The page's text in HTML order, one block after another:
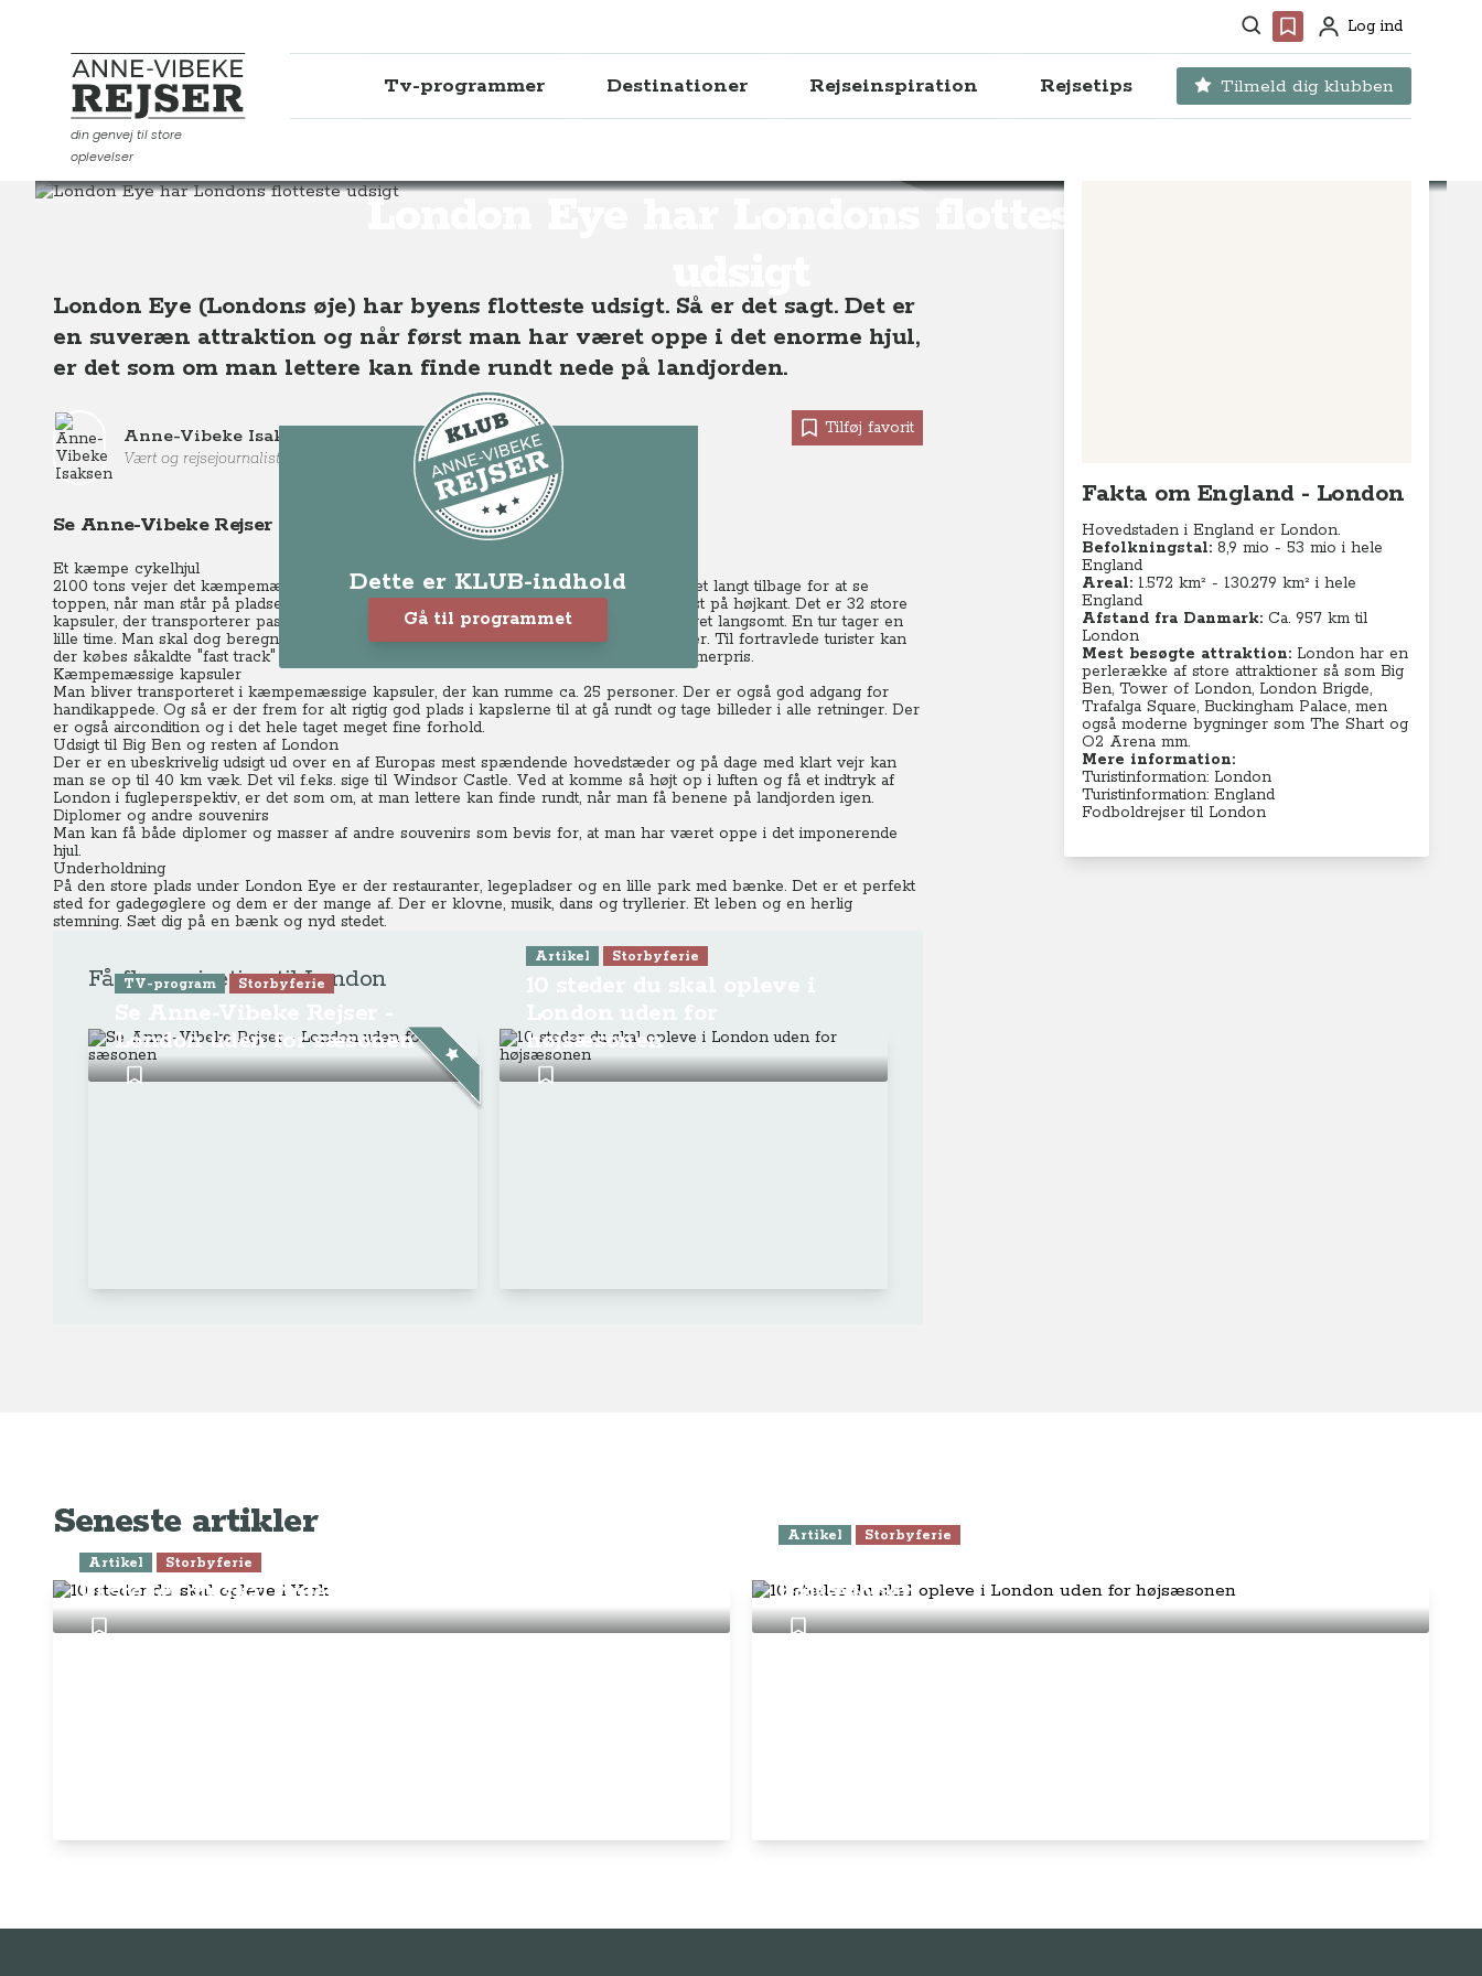
Søg Favoritter
ProfilLog ind
Anne-Vibeke Rejser
din genvej til store
oplevelser
Tv-programmer Destinationer Rejseinspiration Rejsetips Tilmeld dig klubben
London Eye har Londons flotteste
Destinationer
London Eye (Londons øje) har byens flotteste udsigt. Så er det sagt. Det er
en suveræn attraktion og når først man har været oppe i det enorme hjul,
er det som om man lettere kan finde rundt nede på landjorden.
Anne-Vibeke Isaksen
Vært og rejsejournalist
Tilføj favorit
Se Anne-Vibeke Rejser - London uden for sæsonen
Dette er KLUB-indhold
Gå til programmet
Et kæmpe cykelhjul
2100 tons vejer det kæmpemæssige og moderne pariserhjul og man skal lægge hovedet langt tilbage for at se
toppen, når man står på pladsen under det. Det ligner mest af alt et cykelhjul der er rejst på højkant. Det er 32 store
kapsuler, der transporterer passagererne rundt. Hjulet bevæger sig hele tiden, men meget langsomt. En tur tager en
lille time. Man skal dog beregne god tid til at komme op, da der ofte er meget lange køer. Til fortravlede turister kan
der købes såkaldte "fast track" billetter, hvor man springer køen over for en betydelig merpris.
Kæmpemæssige kapsuler
Man bliver transporteret i kæmpemæssige kapsuler, der kan rumme ca. 25 personer. Der er også god adgang for
handikappede. Og så er der frem for alt rigtig god plads i kapslerne til at gå rundt og tage billeder i alle retninger. Der
er også aircondition og i det hele taget meget fine forhold.
Udsigt til Big Ben og resten af London
Der er en ubeskrivelig udsigt ud over en af Europas mest spændende hovedstæder og på dage med klart vejr kan
man se op til 40 km væk. Det vil f.eks. sige til Windsor Castle. Ved at komme så højt op i luften og få et indtryk af
London i fugleperspektiv, er det som om, at man lettere kan finde rundt, når man få benene på landjorden igen.
Diplomer og andre souvenirs
Man kan få både diplomer og masser af andre souvenirs som bevis for, at man har været oppe i det imponerende
hjul.
Underholdning
På den store plads under London Eye er der restauranter, legepladser og en lille park med bænke. Det er et perfekt
sted for gadegøglere og dem er der mange af. Der er klovne, musik, dans og tryllerier. Et leben og en herlig
stemning. Sæt dig på en bænk og nyd stedet.
Få flere rejsetips til London
TV-program Storbyferie
London uden for sæsonen
Artikel Storbyferie
højsæsonen
Fakta om England - London
Hovedstaden i England er London.
Befolkningstal: 8,9 mio - 53 mio i hele
England
Areal: 1.572 km² - 130.279km² i hele
England
Afstand fra Danmark: Ca. 957 km til
London
Mest besøgte attraktion: London har en
perlerække af store attraktioner så som Big
Ben, Tower of London, London Brigde,
Trafalga Square, Buckingham Palace, men
også moderne bygninger som The Shart og
O2 Arena mm.
Mere information:
Turistinformation: London
Turistinformation: England
Fodboldrejser til London
Seneste artikler
Artikel Storbyferie
10 steder du skal opleve i York
Artikel Storbyferie
højsæsonen